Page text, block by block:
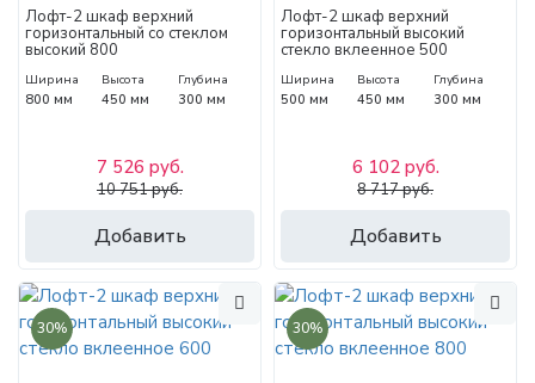
Лофт-2 шкаф верхний
горизонтальный со стеклом
высокий 800
Ширина
800 мм
Высота
450 мм
Глубина
300 мм
Добавить
7 526 руб.
10 751 руб.
Лофт-2 шкаф верхний
горизонтальный высокий
стекло вклеенное 500
Ширина
500 мм
Высота
450 мм
Глубина
300 мм
Добавить
6 102 руб.
8 717 руб.
30% 30%